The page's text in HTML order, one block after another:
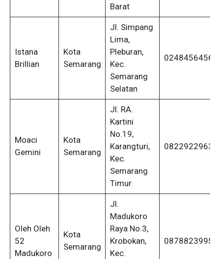
Barat
Istana
Brillian
Kota
Semarang
Jl. Simpang
Lima,
Pleburan,
Kec.
Semarang
Selatan
0248456456
Moaci
Gemini
Kota
Semarang
Jl. RA.
Kartini
No.19,
Karangturi,
Kec.
Semarang
Timur
Oleh Oleh
52
Madukoro
Kota
Semarang
Jl.
Madukoro
Raya No.3,
Krobokan,
Kec.